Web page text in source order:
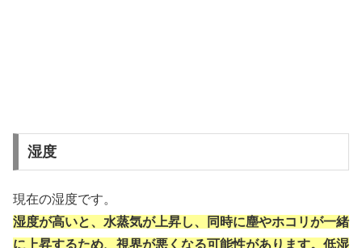
湿度
現在の湿度です。
湿度が高いと、水蒸気が上昇し、同時に塵やホコリが一緒
に上昇するため、視界が悪くなる可能性があります。低湿